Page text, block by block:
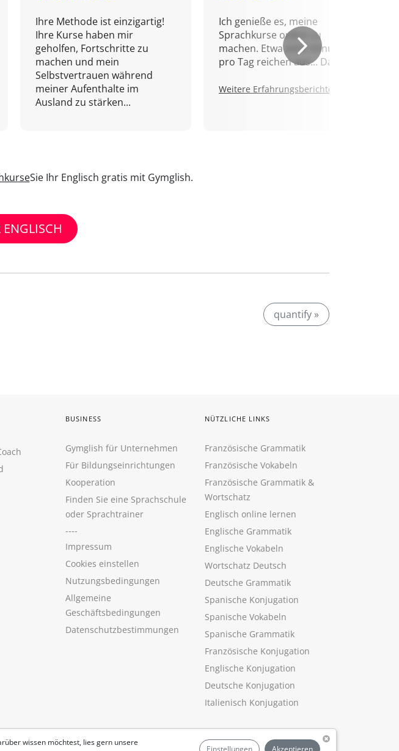
Ihre Methode ist einzigartig!
Ihre Kurse haben mir
geholfen, Fortschritte zu
machen und mein
Selbstvertrauen während
meiner Aufenthalte im
Ausland zu stärken...
Ich genieße es, meine
Sprachkurse online zu
machen. Etwa zehn Minuten
pro Tag reichen aus... Danke!
Weitere Erfahrungsberichte.
Sie Ihr Englisch gratis mit Gymglish.
ENGLISCH
quantify »
wissen möchtest, lies gern unsere
Einstellungen Akzeptieren
BUSINESS
Gymglish für Unternehmen
Für Bildungseinrichtungen
Kooperation
Finden Sie eine Sprachschule
oder Sprachtrainer
----
Impressum
Cookies einstellen
Nutzungsbedingungen
Allgemeine
Geschäftsbedingungen
Datenschutzbestimmungen
NÜTZLICHE LINKS
Französische Grammatik
Französische Vokabeln
Französische Grammatik &
Wortschatz
Englisch online lernen
Englische Grammatik
Englische Vokabeln
Wortschatz Deutsch
Deutsche Grammatik
Spanische Konjugation
Spanische Vokabeln
Spanische Grammatik
Französische Konjugation
Englische Konjugation
Deutsche Konjugation
Italienisch Konjugation